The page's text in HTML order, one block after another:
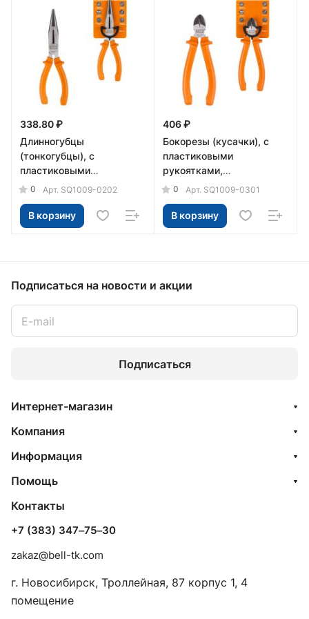
338.80 ₽
Длинногубцы
(тонкогубцы), с
пластиковыми
рукоятками,
мм, серия "Гранит" TDM
0 Арт. SQ1009-0202
В корзину
406 ₽
Бокорезы (кусачки), с
пластиковыми
рукоятками,
углеродистая сталь, 160
0 Арт. SQ1009-0301
В корзину
Подписаться на новости и акции
Подписаться
Интернет-магазин
Компания
Информация
Помощь
Контакты
+7 (383) 347‒75‒30
zakaz@bell-tk.com
г. Новосибирск, ​Троллейная, 87 корпус 1, 4
помещение